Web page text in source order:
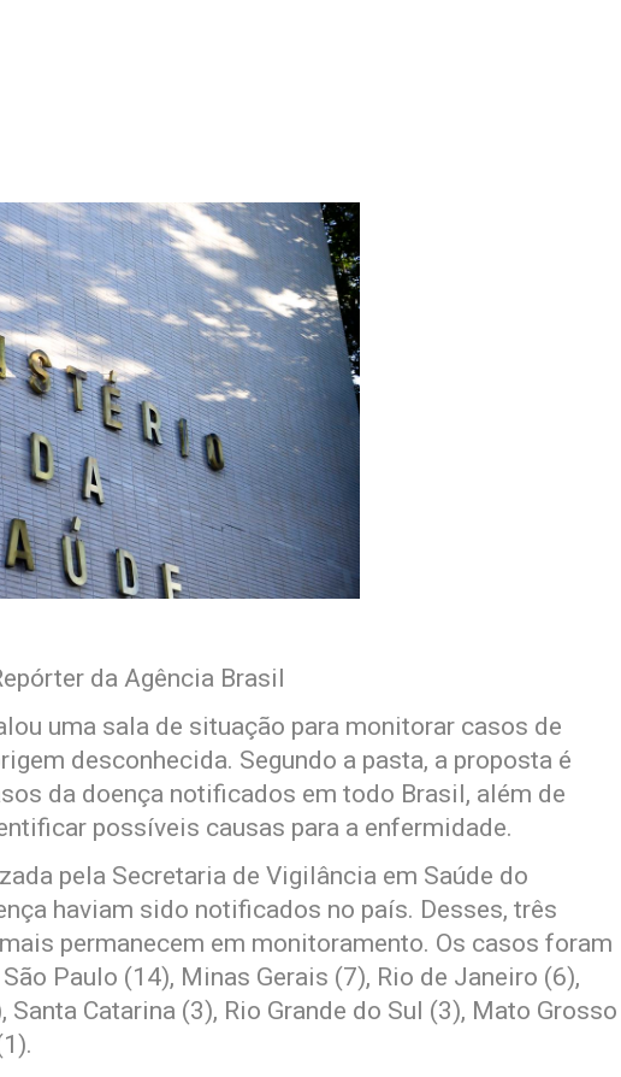
da Agência Brasil
uma sala de situação para monitorar casos de
desconhecida. Segundo a pasta, a proposta é
da doença notificados em todo Brasil, além de
possíveis causas para a enfermidade.
pela Secretaria de Vigilância em Saúde do
haviam sido notificados no país. Desses, três
permanecem em monitoramento. Os casos foram
Paulo (14), Minas Gerais (7), Rio de Janeiro (6),
Santa Catarina (3), Rio Grande do Sul (3), Mato Grosso